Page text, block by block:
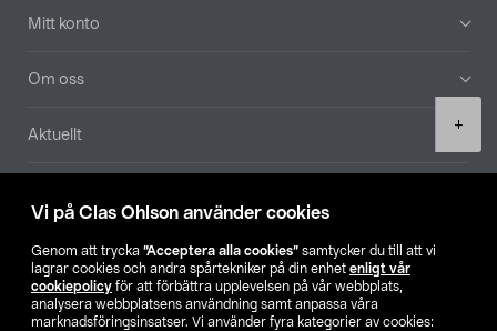
Vi på Clas Ohlson använder cookies
Genom att trycka ”Acceptera alla cookies” samtycker du till att vi
lagrar cookies och andra spårtekniker på din enhet enligt vår
cookiepolicy för att förbättra upplevelsen på vår webbplats,
analysera webbplatsens användning samt anpassa våra
marknadsföringsinsatser. Vi använder fyra kategorier av cookies:
+
Mitt konto
Om oss
Aktuellt
Hitta butik
SE NO FI